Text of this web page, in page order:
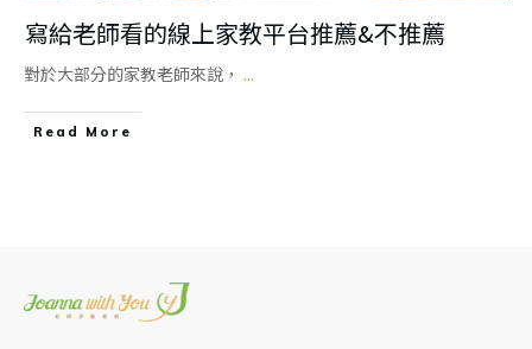
寫給老師看的線上家教平台推薦&不推薦
對於大部分的家教老師來說， ...
Read More